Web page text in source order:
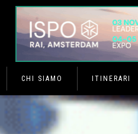
CHI SIAMO ITINERARI